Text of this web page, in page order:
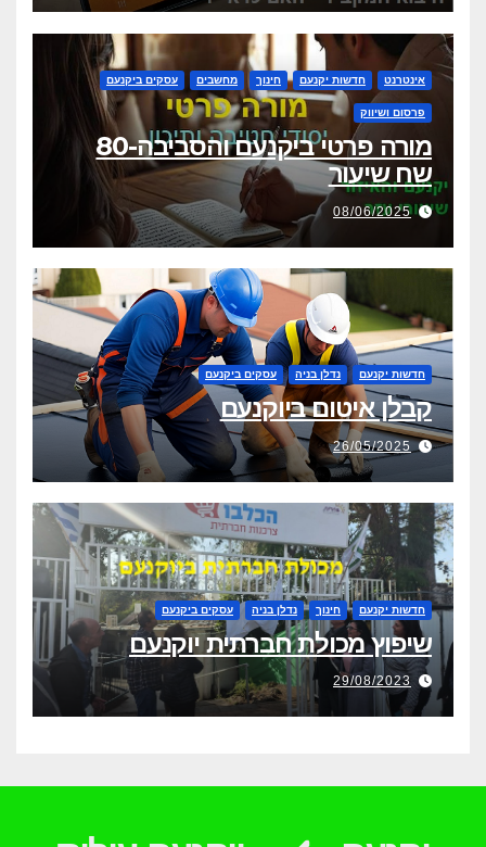
אינטרנט חדשות יקנעם חינוך מחשבים עסקים ביקנעם
פרסום ושיווק
מורה פרטי ביקנעם והסביבה-80
שח שיעור
08/06/2025
חדשות יקנעם נדלן בניה עסקים ביקנעם
קבלן איטום ביוקנעם
26/05/2025
חדשות יקנעם חינוך נדלן בניה עסקים ביקנעם
שיפוץ מכולת חברתית יוקנעם
29/08/2023